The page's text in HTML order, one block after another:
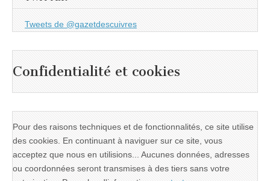
Tweets de @gazetdescuivres
Confidentialité et cookies
Pour des raisons techniques et de fonctionnalités, ce site utilise
des cookies. En continuant à naviguer sur ce site, vous
acceptez que nous en utilisions... Aucunes données, adresses
ou coordonnées seront transmises à des tiers sans votre